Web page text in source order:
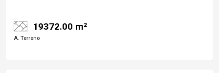
19372.00 m²
A. Terreno